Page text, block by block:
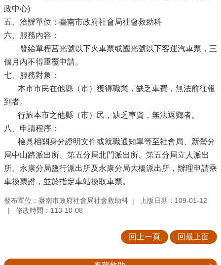
政中心)
五、洽辦單位：臺南市政府社會局社會救助科
六、服務內容：
發給單程莒光號以下火車票或國光號以下客運汽車票，三
個月內不得重覆申請。
七、服務對象：
本市市民在他縣（市）獲得職業，缺乏車費，無法前往報
到者。
行旅本市之他縣（市）民，缺乏車資，無法返鄉者。
八、申請程序：
檢具相關身分證明文件或就職通知單等至社會局、新營分
局中山路派出所、第五分局北門派出所、第五分局立人派出
所、永康分局鹽行派出所及永康分局大橋派出所，辦理申請乘
車換票證，並於指定車站換取車票。
發布單位：臺南市政府社會局社會救助科
上版日期：109-01-12
修改時間：113-10-08
回上一頁 回最上面